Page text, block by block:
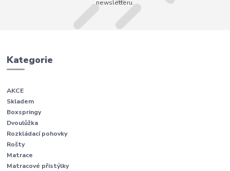
newsletteru.
Kategorie
AKCE
Skladem
Boxspringy
Dvoulůžka
Rozkládací pohovky
Rošty
Matrace
Matracové přistýlky